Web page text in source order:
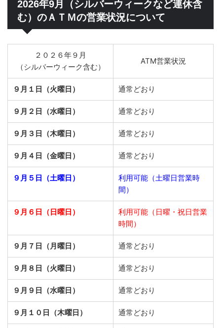
2026年9月（シルバーウィークなど連休含
む）のＡＴＭの営業状況について
２０２６年９月
（シルバーウィーク含む）
ATM営業状況
９月１日（火曜日） 通常どおり
９月２日（水曜日） 通常どおり
９月３日（木曜日） 通常どおり
９月４日（金曜日） 通常どおり
９月５日（土曜日）
利用可能（土曜日営業時
間）
９月６日（日曜日）
利用可能（日曜・祝日営業
時間）
９月７日（月曜日） 通常どおり
９月８日（火曜日） 通常どおり
９月９日（水曜日） 通常どおり
９月１０日（木曜日） 通常どおり